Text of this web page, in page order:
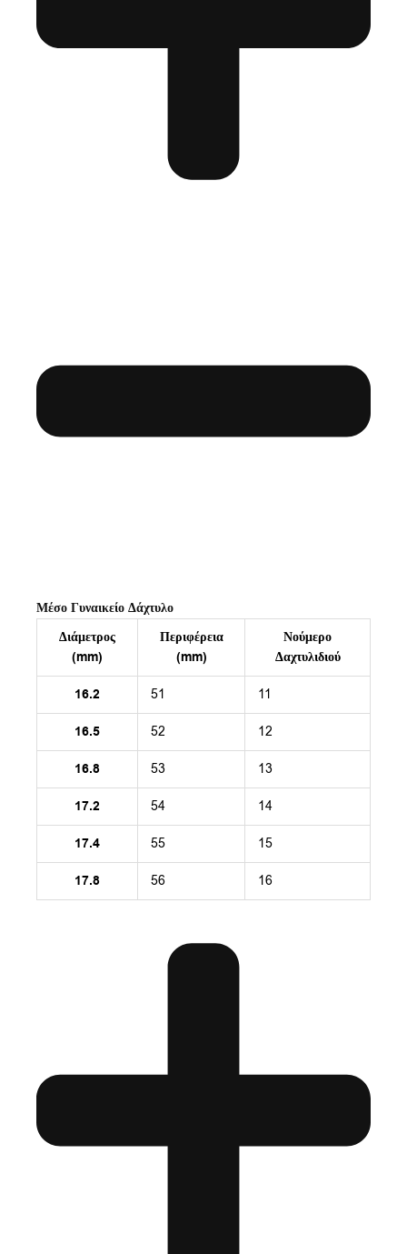
Μέσο Γυναικείο Δάχτυλο
Διάμετρος
(mm)
Περιφέρεια
(mm)
Νούμερο
Δαχτυλιδιού
16.2 51 11
16.5 52 12
16.8 53 13
17.2 54 14
17.4 55 15
17.8 56 16